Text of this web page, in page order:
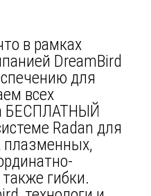
в рамках
DreamBird
для
всех
БЕСПЛАТНЫЙ
Radan для
плазменных,
гибки.